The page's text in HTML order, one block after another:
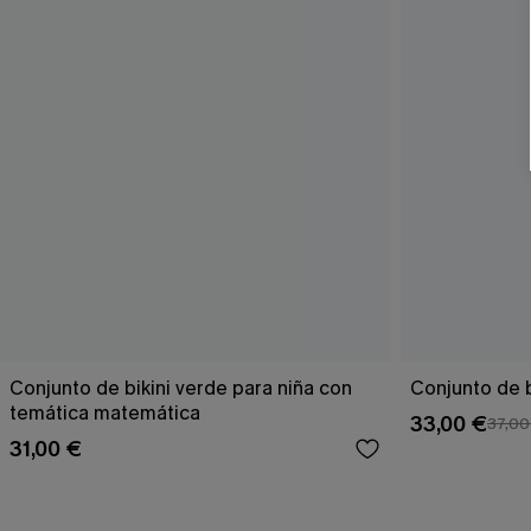
Conjunto de bikini verde para niña con
temática matemática
31,00 €
Conjunto de
33,00 €